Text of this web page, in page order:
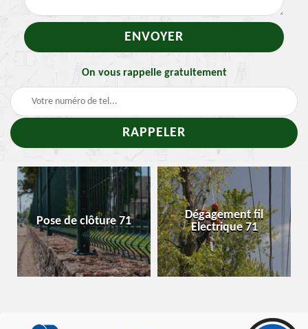
On vous rappelle gratuitement
Pose de clôture 71
Dégagement fil
Electrique 71